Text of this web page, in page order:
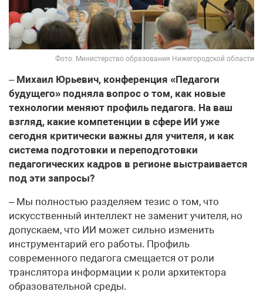
Фото: Министерство образования Нижегородской области
–Михаил Юрьевич, конференция «Педагоги
будущего» подняла вопрос о том, как новые
технологии меняют профиль педагога. На ваш
взгляд, какие компетенции в сфере ИИ уже
сегодня критически важны для учителя, и как
система подготовки и переподготовки
педагогических кадров в регионе выстраивается
под эти запросы?
– Мы полностью разделяем тезис о том, что
искусственный интеллект не заменит учителя, но
допускаем, что ИИ может сильно изменить
инструментарий его работы. Профиль
современного педагога смещается от роли
транслятора информации к роли архитектора
образовательной среды.